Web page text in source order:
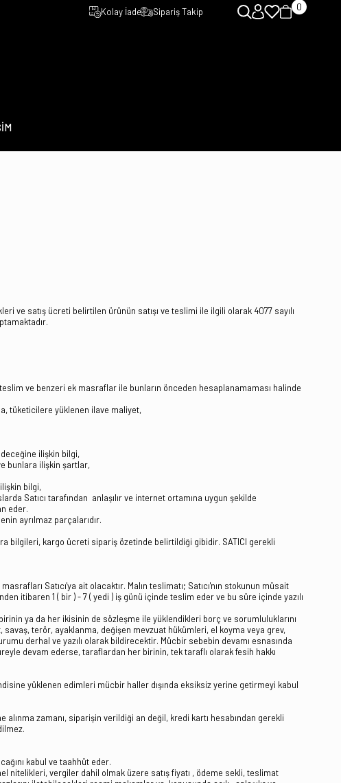
Kolay İade Sipariş Takip 0
ve satış ücreti belirtilen ürünün satışı ve teslimi ile ilgili olarak 4077 sayılı
ve benzeri ek masraflar ile bunların önceden hesaplanamaması halinde
tüketicilere yüklenen ilave maliyet,
ilişkin bilgi,
bunlara ilişkin şartlar,
bilgi,
Satıcı tarafından anlaşılır ve internet ortamına uygun şekilde
eder.
ayrılmaz parçalarıdır.
bilgileri, kargo ücreti sipariş özetinde belirtildiği gibidir. SATICI gerekli
Satıcı'ya ait olacaktır. Malın teslimatı; Satıcı'nın stokunun müsait
itibaren 1 ( bir ) - 7 ( yedi ) iş günü içinde teslim eder ve bu süre içinde yazılı
ya da her ikisinin de sözleşme ile yüklendikleri borç ve sorumluluklarını
terör, ayaklanma, değişen mevzuat hükümleri, el koyma veya grev,
derhal ve yazılı olarak bildirecektir. Mücbir sebebin devamı esnasında
devam ederse, taraflardan her birinin, tek taraflı olarak fesih hakkı
yüklenen edimleri mücbir haller dışında eksiksiz yerine getirmeyi kabul
zamanı, siparişin verildiği an değil, kredi kartı hesabından gerekli
kabul ve taahhüt eder.
nitelikleri, vergiler dahil olmak üzere satış fiyatı , ödeme sekli, teslimat